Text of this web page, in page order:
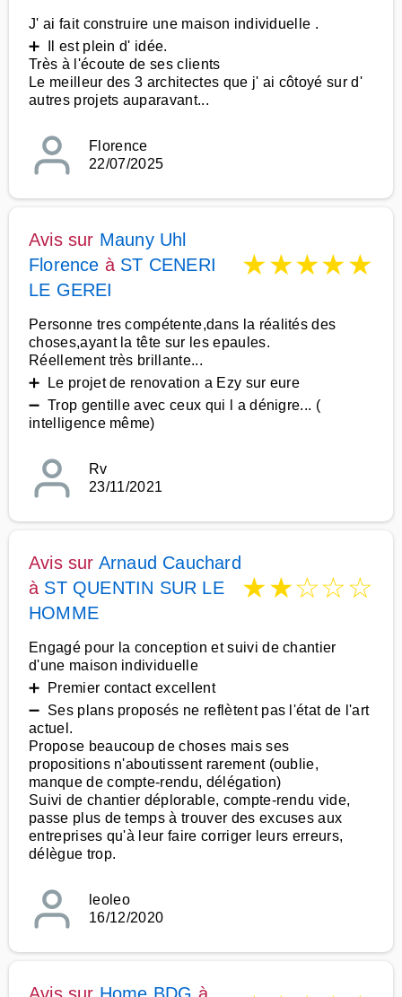
J' ai fait construire une maison individuelle .
➕ Il est plein d' idée.
Très à l'écoute de ses clients
Le meilleur des 3 architectes que j' ai côtoyé sur d'
autres projets auparavant...
Florence
22/07/2025
Avis sur Mauny Uhl
Florence à ST CENERI
LE GEREI
★★★★★
Personne tres compétente,dans la réalités des
choses,ayant la tête sur les epaules.
Réellement très brillante...
➕ Le projet de renovation a Ezy sur eure
➖ Trop gentille avec ceux qui l a dénigre... (
intelligence même)
Rv
23/11/2021
Avis sur Arnaud Cauchard
à ST QUENTIN SUR LE
HOMME
★★☆☆☆
Engagé pour la conception et suivi de chantier
d'une maison individuelle
➕ Premier contact excellent
➖ Ses plans proposés ne reflètent pas l'état de l'art
actuel.
Propose beaucoup de choses mais ses
propositions n'aboutissent rarement (oublie,
manque de compte-rendu, délégation)
Suivi de chantier déplorable, compte-rendu vide,
passe plus de temps à trouver des excuses aux
entreprises qu'à leur faire corriger leurs erreurs,
délègue trop.
leoleo
16/12/2020